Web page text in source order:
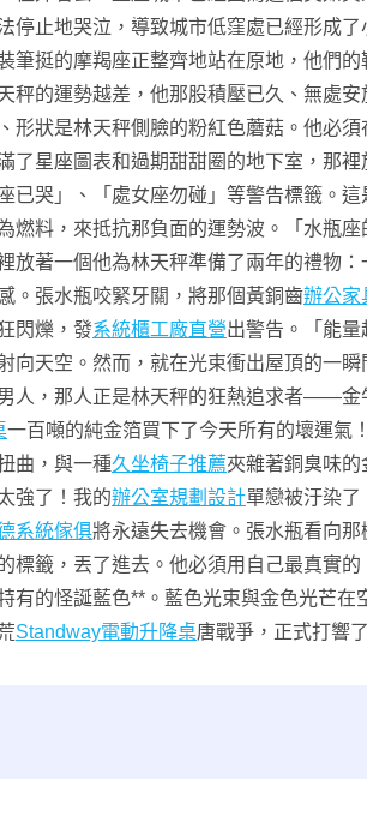
停止地哭泣，導致城市低窪處已經形成
筆挺的摩羯座正整齊地站在原地，他們
秤的運勢越差，他那股積壓已久、無處
形狀是林天秤側臉的粉紅色蘑菇。他必
了星座圖表和過期甜甜圈的地下室，那
已哭」、「處女座勿碰」等警告標籤。
燃料，來抵抗那負面的運勢波。「水瓶
放著一個他為林天秤準備了兩年的禮物
。張水瓶咬緊牙關，將那個黃銅齒辦公家
閃爍，發系統櫃工廠直營出警告。「能
向天空。然而，就在光束衝出屋頂的一
人，那人正是林天秤的狂熱追求者——金
一百噸的純金箔買下了今天所有的壞運氣
曲，與一種久坐椅子推薦夾雜著銅臭味
強了！我的辦公室規劃設計單戀被汙染
系統傢俱將永遠失去機會。張水瓶看向
標籤，丟了進去。他必須用自己最真實
有的怪誕藍色**。藍色光束與金色光芒
Standway電動升降桌唐戰爭，正式打響